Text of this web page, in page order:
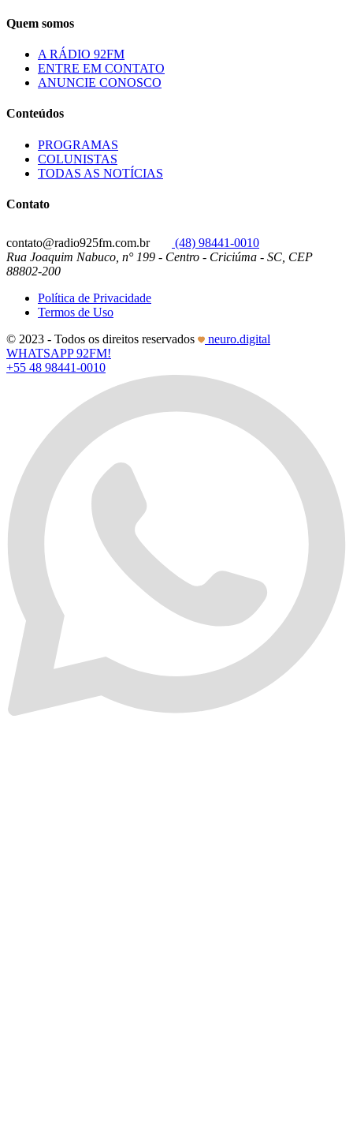
Quem somos
A RÁDIO 92FM
ENTRE EM CONTATO
ANUNCIE CONOSCO
Conteúdos
PROGRAMAS
COLUNISTAS
TODAS AS NOTÍCIAS
Contato
contato@radio925fm.com.br
(48) 98441-0010
Rua Joaquim Nabuco, n° 199 - Centro - Criciúma - SC, CEP
88802-200
Política de Privacidade
Termos de Uso
© 2023 - Todos os direitos reservados
neuro.digital
WHATSAPP 92FM!
+55 48 98441-0010